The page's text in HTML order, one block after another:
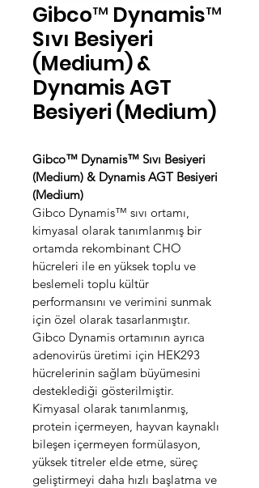
Gibco™ Dynamis™
Sıvı Besiyeri
(Medium) &
Dynamis AGT
Besiyeri (Medium)
Gibco™ Dynamis™ Sıvı Besiyeri
(Medium) & Dynamis AGT Besiyeri
(Medium)
Gibco Dynamis™ sıvı ortamı,
kimyasal olarak tanımlanmış bir
ortamda rekombinant CHO
hücreleri ile en yüksek toplu ve
beslemeli toplu kültür
performansını ve verimini sunmak
için özel olarak tasarlanmıştır.
Gibco Dynamis ortamının ayrıca
adenovirüs üretimi için HEK293
hücrelerinin sağlam büyümesini
desteklediği gösterilmiştir.
Kimyasal olarak tanımlanmış,
protein içermeyen, hayvan kaynaklı
bileşen içermeyen formülasyon,
yüksek titreler elde etme, süreç
geliştirmeyi daha hızlı başlatma ve